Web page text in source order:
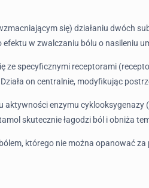
się) działaniu dwóch
w zwalczaniu bólu o nasileniu
ze specyficznymi receptorami
on centralnie, modyfikując
aktywności enzymu cyklooksygenazy
skutecznie łagodzi ból i obniża
którego nie można opanować za